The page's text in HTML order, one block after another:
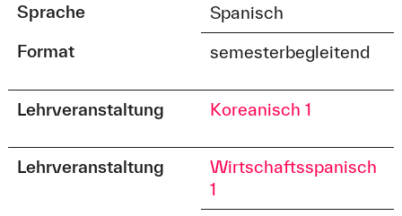
Sprache
Spanisch
Format
semesterbegleitend
Lehrveranstaltung Koreanisch 1
Lehrveranstaltung
Wirtschaftsspanisch
1